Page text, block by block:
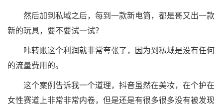
然后加到私域之后，每到一款新电筒，都是哥又出一款
新的玩具，要不要试一试？
咔转账这个利润就非常夸张了，因为到私域是没有任何
的流量费用的。
这个案例告诉我一个道理，抖音虽然在美妆，在个护在
女性赛道上非常非常内卷，但是还是有很多很多没有被发现